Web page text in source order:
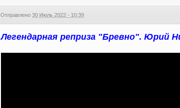
Отправлено30 Июль 2022 - 10:39
Легендарная реприза "Бревно". Юрий